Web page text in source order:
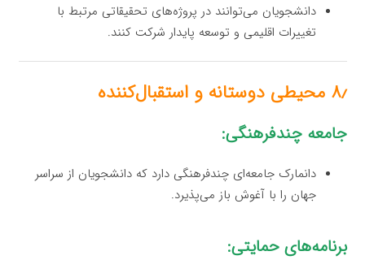
دانشجویان می‌توانند در پروژه‌های تحقیقاتی مرتبط با
تغییرات اقلیمی و توسعه پایدار شرکت کنند.
۸٫ محیطی دوستانه و استقبال‌کننده
جامعه چندفرهنگی:
دانمارک جامعه‌ای چندفرهنگی دارد که دانشجویان از سراسر
جهان را با آغوش باز می‌پذیرد.
برنامه‌های حمایتی: